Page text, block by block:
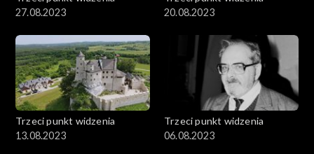
27.08.2023
20.08.2023
Trzeci punkt widzenia
13.08.2023
Trzeci punkt widzenia
06.08.2023